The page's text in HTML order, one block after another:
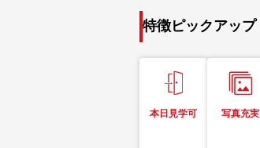
特徴ピックアップ
本日見学可 写真充実